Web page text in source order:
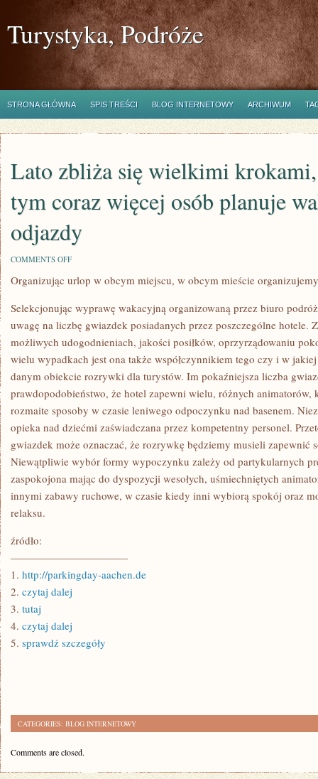
Turystyka, Podróże
STRONA GŁÓWNA SPIS TREŚCI BLOG INTERNETOWY ARCHIWUM
Lato zbliża się wielkimi
tym coraz więcej osób planuje
odjazdy
COMMENTS OFFON
ZBLIŻA
KROKAMI,
W
ZWIĄZKU
Z
TYM
CORAZ
WIĘCEJ
PLANUJE
WAKACYJNE
ODJAZDY
Organizując urlop w obcym miejscu, w obcym mieście
Selekcjonując wyprawę wakacyjną organizowaną przez biuro
uwagę na liczbę gwiazdek posiadanych przez poszczególne hotele.
możliwych udogodnieniach, jakości posiłków, oprzyrządowaniu
wielu wypadkach jest ona także współczynnikiem tego czy i w
danym obiekcie rozrywki dla turystów. Im pokaźniejsza liczba
prawdopodobieństwo, że hotel zapewni wielu, różnych animatorów,
rozmaite sposoby w czasie leniwego odpoczynku nad basenem.
opieka nad dziećmi zaświadczana przez kompetentny personel.
gwiazdek może oznaczać, że rozrywkę będziemy musieli zapewnić
Niewątpliwie wybór formy wypoczynku zależy od partykularnych
zaspokojona mając do dyspozycji wesołych, uśmiechniętych
innymi zabawy ruchowe, w czasie kiedy inni wybiorą spokój oraz
relaksu.
źródło:
———————————
1. http://parkingday-aachen.de
2. czytaj dalej
3. tutaj
4. czytaj dalej
5. sprawdź szczegóły
CATEGORIES: BLOG INTERNETOWY
Comments are closed.